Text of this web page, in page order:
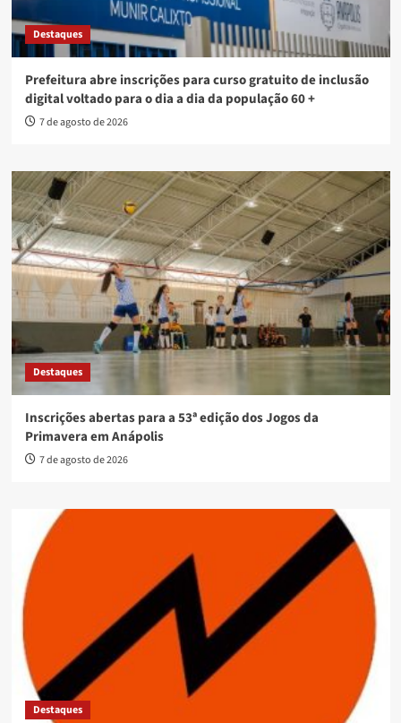
Destaques
Prefeitura abre inscrições para curso gratuito de inclusão
digital voltado para o dia a dia da população 60 +
7 de agosto de 2026
Destaques
Inscrições abertas para a 53ª edição dos Jogos da
Primavera em Anápolis
7 de agosto de 2026
Destaques